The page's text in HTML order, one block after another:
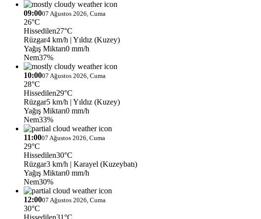
09:0007 Ağustos 2026, Cuma
26°C
Hissedilen27°C
Rüzgar4 km/h | Yıldız (Kuzey)
Yağış Miktarı0 mm/h
Nem37%
10:0007 Ağustos 2026, Cuma
28°C
Hissedilen29°C
Rüzgar5 km/h | Yıldız (Kuzey)
Yağış Miktarı0 mm/h
Nem33%
11:0007 Ağustos 2026, Cuma
29°C
Hissedilen30°C
Rüzgar3 km/h | Karayel (Kuzeybatı)
Yağış Miktarı0 mm/h
Nem30%
12:0007 Ağustos 2026, Cuma
30°C
Hissedilen31°C